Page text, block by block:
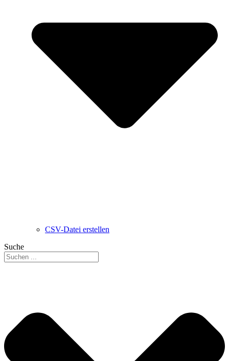
CSV-Datei erstellen
Suche